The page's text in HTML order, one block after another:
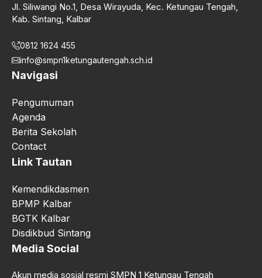
Jl. Siliwangi No.1, Desa Wirayuda, Kec. Ketungau Tengah,
Kab. Sintang, Kalbar
0812 1624 455
info@smpn1ketungautengah.sch.id
Navigasi
Pengumuman
Agenda
Berita Sekolah
Contact
Link Tautan
Kemendikdasmen
BPMP Kalbar
BGTK Kalbar
Disdikbud Sintang
Media Social
Akun media sosial resmi SMPN 1 Ketungau Tengah